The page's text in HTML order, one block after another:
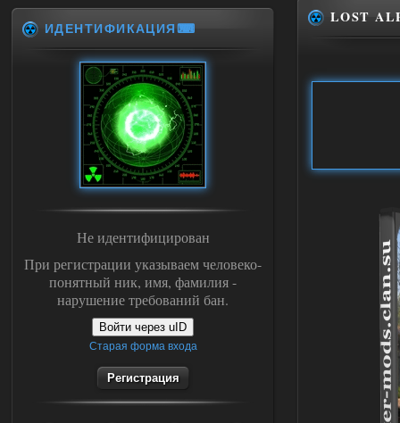
LOST
ИДЕНТИФИКАЦИЯ⌨
Не идентифицирован
При регистрации указываем человеко-
понятный ник, имя, фамилия -
нарушение требований бан.
Войти через uID
Старая форма входа
Регистрация